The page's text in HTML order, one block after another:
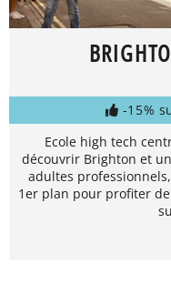
-15%
Ecole high tech
découvrir Brighton et
adultes
1er plan pour profiter